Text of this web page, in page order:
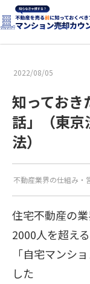
2022/08/05
知っておき
話」（東京
法）
不動産業界の仕組み ・
住宅不動産の
2000人を超え
「自宅マンシ
した